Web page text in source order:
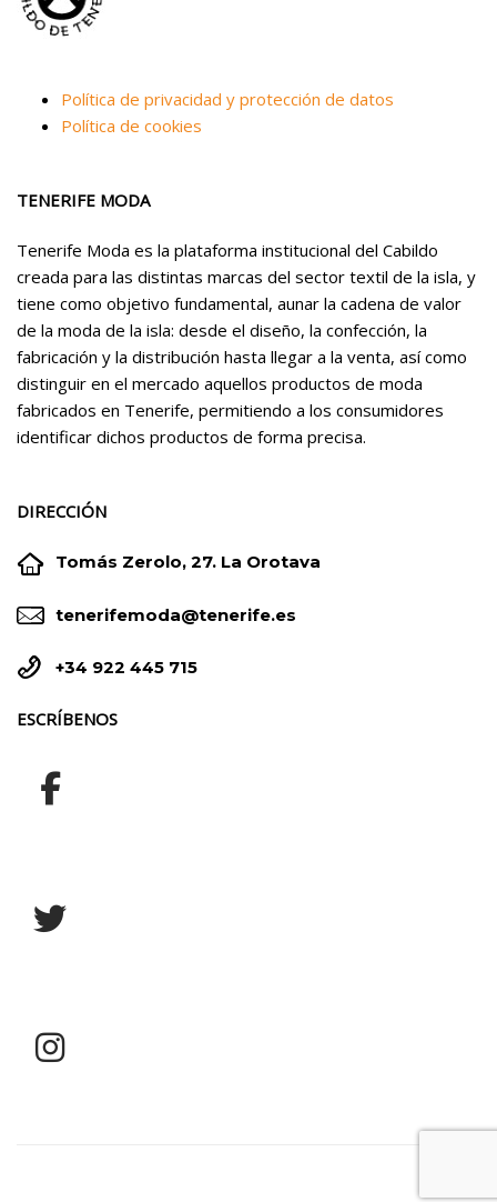
Política de privacidad y protección de datos
Política de cookies
TENERIFE MODA
Tenerife Moda es la plataforma institucional del Cabildo
creada para las distintas marcas del sector textil de la isla, y
tiene como objetivo fundamental, aunar la cadena de valor
de la moda de la isla: desde el diseño, la confección, la
fabricación y la distribución hasta llegar a la venta, así como
distinguir en el mercado aquellos productos de moda
fabricados en Tenerife, permitiendo a los consumidores
identificar dichos productos de forma precisa.
DIRECCIÓN

 Tomás Zerolo, 27. La Orotava

 tenerifemoda@tenerife.es

 +34 922 445 715
ESCRÍBENOS